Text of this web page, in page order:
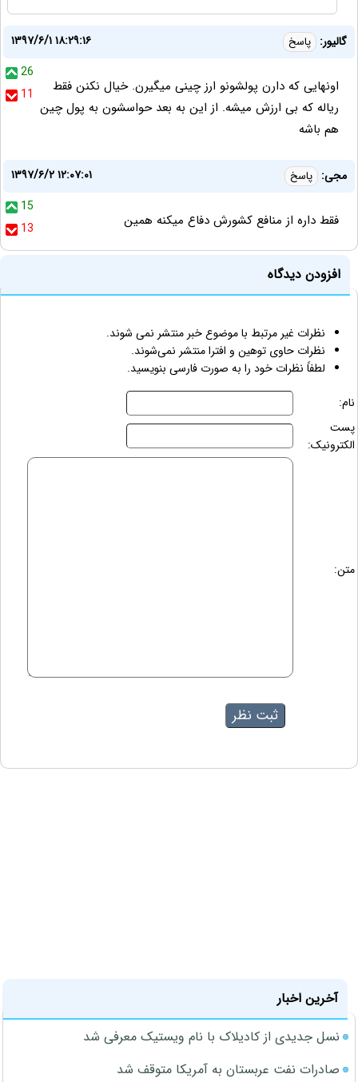
گالیور: پاسخ
۱۳۹۷/۶/۱ ۱۸:۲۹:۱۶
26
11
اونهایی که دارن پولشونو ارز چینی میگیرن. خیال نکنن فقط
ریاله که بی ارزش میشه. از این به بعد حواسشون به پول چین
هم باشه
مجی: پاسخ
۱۳۹۷/۶/۲ ۱۲:۰۷:۰۱
15
13
فقط داره از منافع کشورش دفاع میکنه همین
افزودن دیدگاه
نظرات غیر مرتبط با موضوع خبر منتشر نمی شوند.
نظرات حاوی توهین و افترا منتشر نمی‌شوند.
لطفاً نظرات خود را به صورت فارسی بنویسید.
نام:
پست
الکترونیک:
متن:
آخرین اخبار
نسل جدیدی از کادیلاک با نام ویستیک معرفی شد
صادرات نفت عربستان به آمریکا متوقف شد